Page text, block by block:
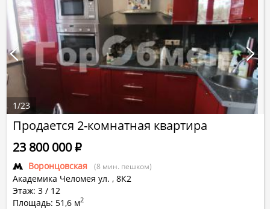
Продается 2-комнатная квартира
Воронцовская (8 мин. пешком)
Академика Челомея ул. , 8К2
Этаж: 3 / 12
Площадь: 51,6 м2
23 800 000Р
1/23